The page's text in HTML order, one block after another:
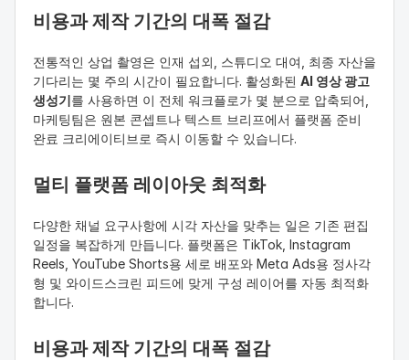
비용과 제작 기간의 대폭 절감
전통적인 상업 촬영은 인재 섭외, 스튜디오 대여, 최종 자산을
기다리는 몇 주의 시간이 필요합니다. 활성화된 AI 영상 광고
생성기를 사용하면 이 전체 워크플로가 몇 분으로 압축되어,
마케팅팀은 원본 콘셉트나 텍스트 브리프에서 플랫폼 준비
완료 크리에이티브로 즉시 이동할 수 있습니다.
멀티 플랫폼 레이아웃 최적화
다양한 채널 요구사항에 시각 자산을 맞추는 일은 기존 편집
일정을 복잡하게 만듭니다. 플랫폼은 TikTok, Instagram
Reels, YouTube Shorts용 세로 배포와 Meta Ads용 정사각
형 및 와이드스크린 피드에 맞게 구성 레이어를 자동 최적화
합니다.
비용과 제작 기간의 대폭 절감